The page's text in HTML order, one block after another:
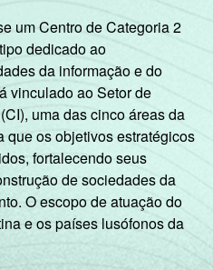
um Centro de Categoria 2
dedicado ao
da informação e do
vinculado ao Setor de
uma das cinco áreas da
que os objetivos estratégicos
fortalecendo seus
de sociedades da
O escopo de atuação do
e os países lusófonos da